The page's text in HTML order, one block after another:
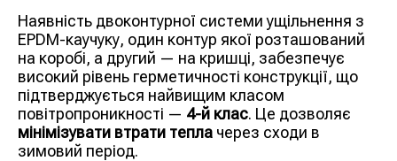
Наявність двоконтурної системи ущільнення з
EPDM-каучуку, один контур якої розташований
на коробі, а другий — на кришці, забезпечує
високий рівень герметичності конструкції, що
підтверджується найвищим класом
повітропроникності — 4-й клас. Це дозволяє
мінімізувати втрати тепла через сходи в
зимовий період.